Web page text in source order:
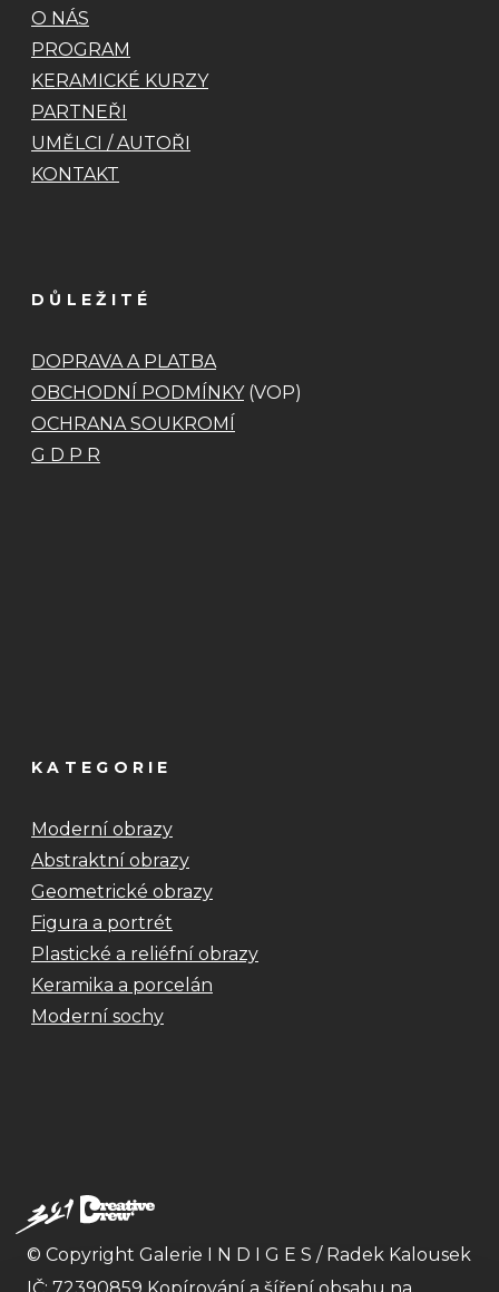
O NÁS
PROGRAM
KERAMICKÉ KURZY
PARTNEŘI
UMĚLCI / AUTOŘI
KONTAKT
DŮLEŽITÉ
DOPRAVA A PLATBA
OBCHODNÍ PODMÍNKY(VOP)
OCHRANA SOUKROMÍ
G D P R
KATEGORIE
Moderní obrazy
Abstraktní obrazy
Geometrické obrazy
Figura a portrét
Plastické a reliéfní obrazy
Keramika a porcelán
Moderní sochy
© Copyright Galerie I N D I G E S / Radek Kalousek